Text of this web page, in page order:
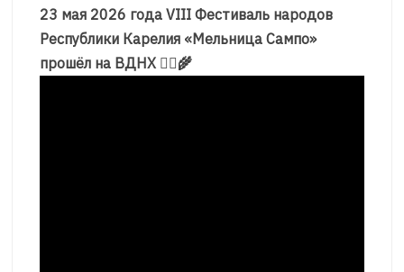
23 мая 2026 года VIII Фестиваль народов
Республики Карелия «Мельница Сампо»
прошёл на ВДНХ 🧝‍♀🌾